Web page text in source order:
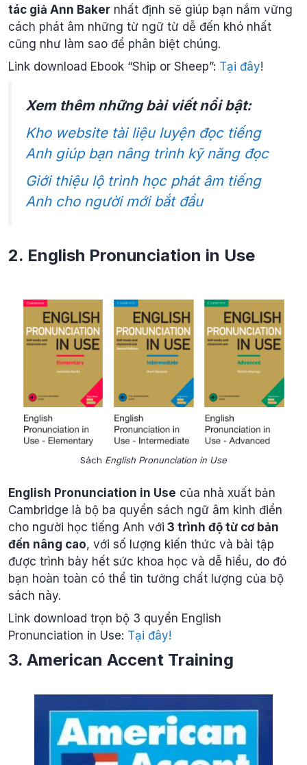
tác giả Ann Baker nhất định sẽ giúp bạn nắm vững
cách phát âm những từ ngữ từ dễ đến khó nhất
cũng như làm sao để phân biệt chúng.
Link download Ebook “Ship or Sheep”: Tại đây!
Xem thêm những bài viết nổi bật:
Kho website tài liệu luyện đọc tiếng
Anh giúp bạn nâng trình kỹ năng đọc
Giới thiệu lộ trình học phát âm tiếng
Anh cho người mới bắt đầu
2. English Pronunciation in Use
Sách English Pronunciation in Use
English Pronunciation in Use của nhà xuất bản
Cambridge là bộ ba quyển sách ngữ âm kinh điển
cho người học tiếng Anh với 3 trình độ từ cơ bản
đến nâng cao, với số lượng kiến thức và bài tập
được trình bày hết sức khoa học và dễ hiểu, do đó
bạn hoàn toàn có thể tin tưởng chất lượng của bộ
sách này.
Link download trọn bộ 3 quyển English
Pronunciation in Use: Tại đây!
3. American Accent Training